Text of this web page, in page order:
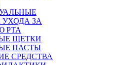
УХОДА ЗА
РТА
ЩЕТКИ
ПАСТЫ
СРЕДСТВА